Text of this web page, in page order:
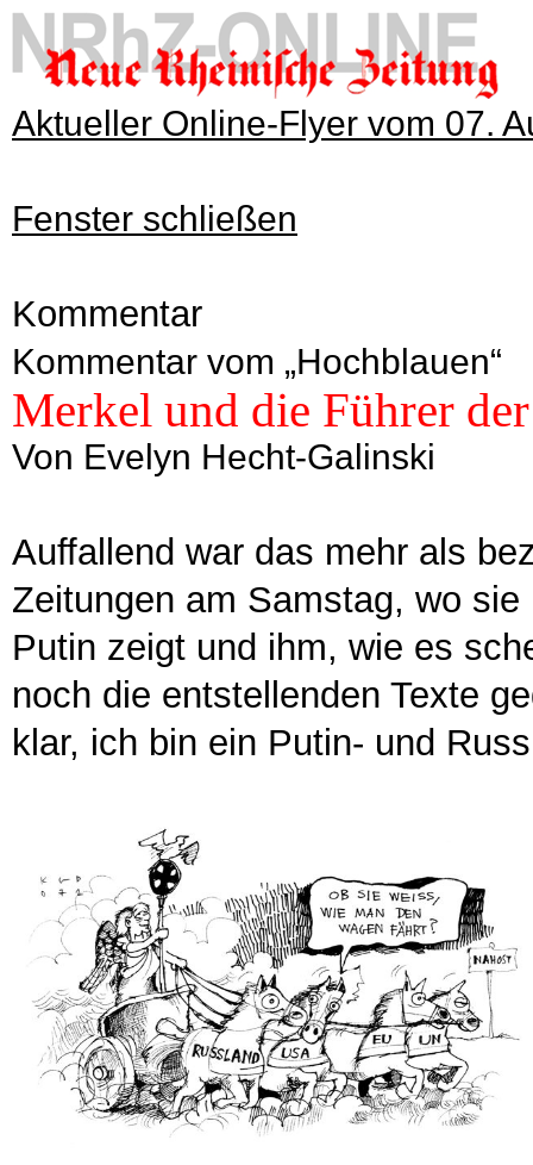
Aktueller Online-Flyer vom 07.
Fenster schließen
Kommentar
Kommentar vom „Hochblauen“
Merkel und die Führer
Von Evelyn Hecht-Galinski
Auffallend war das mehr als
Zeitungen am Samstag, wo
Putin zeigt und ihm, wie es
noch die entstellenden Texte
klar, ich bin ein Putin- und